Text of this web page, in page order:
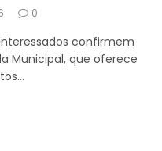
0
confirmem
Municipal, que oferece